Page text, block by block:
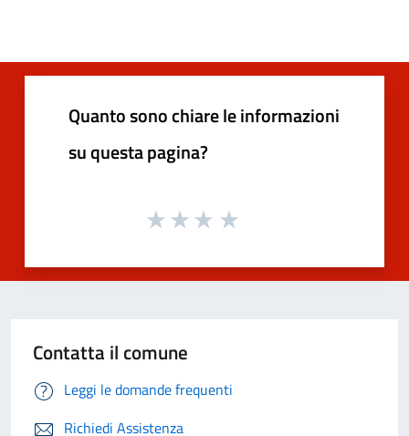
Quanto sono chiare le informazioni
su questa pagina?
Contatta il comune
Leggi le domande frequenti
Richiedi Assistenza